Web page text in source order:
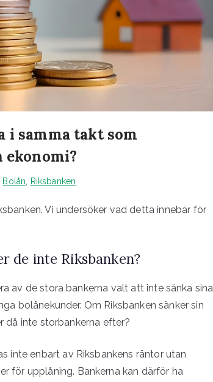
i samma takt som
ekonomi?
Bolån Riksbanken
Vi undersöker vad detta innebär för
de inte Riksbanken?
av de stora bankerna valt att inte sänka sina
bolånekunder. Om Riksbanken sänker sin
inte storbankerna efter?
inte enbart av Riksbankens räntor utan
för upplåning. Bankerna kan därför ha